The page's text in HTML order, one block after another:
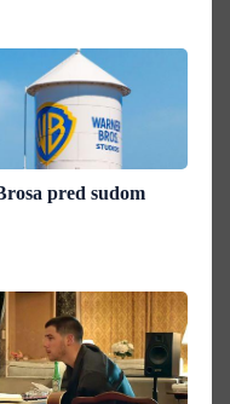
pred sudom